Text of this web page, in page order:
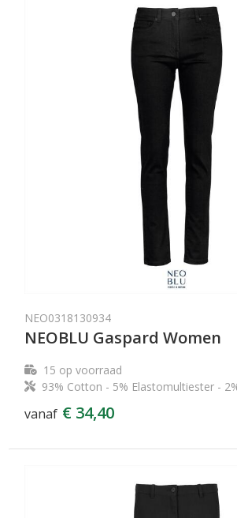
NEO0318130934
NEOBLU Gaspard Women
15 op voorraad
93% Cotton - 5% Elastomultiester -
vanaf € 34,40